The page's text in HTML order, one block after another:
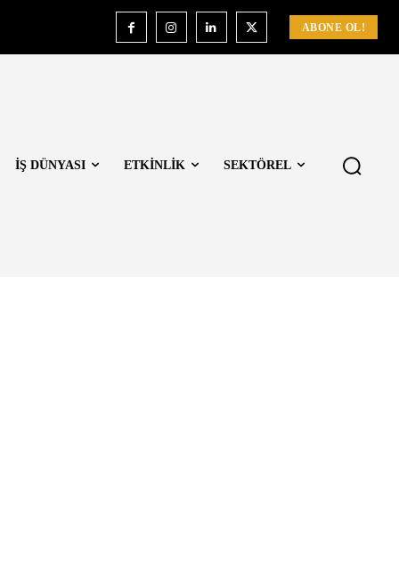
ABONE OL!
İŞ DÜNYASI ETKİNLİK SEKTÖREL